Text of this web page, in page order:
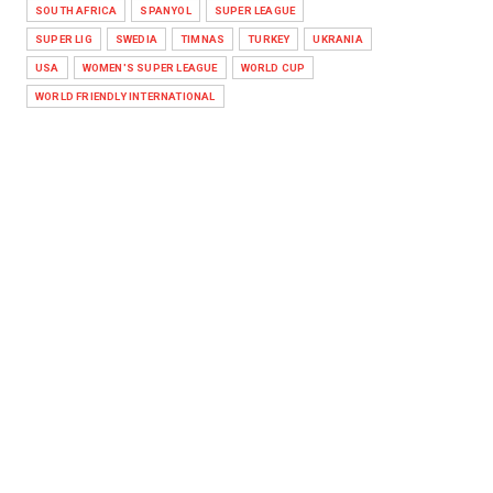
SOUTH AFRICA SPANYOL SUPER LEAGUE
SUPER LIG SWEDIA TIMNAS TURKEY UKRANIA
USA WOMEN'S SUPER LEAGUE WORLD CUP
WORLD FRIENDLY INTERNATIONAL